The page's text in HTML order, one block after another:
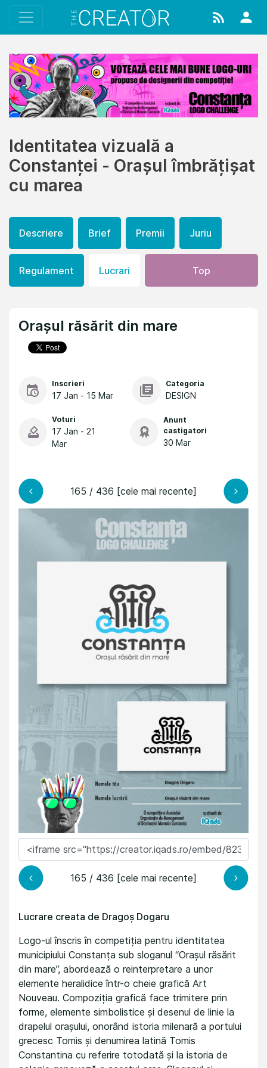
Identitatea vizuală a
Constanței - Orașul îmbrățișat
cu marea
Descriere Brief Premii Juriu
Regulament Lucrari Top
Orașul răsărit din mare
Inscrieri
17 Jan - 15 Mar
Categoria
DESIGN
Voturi
17 Jan - 21
Mar
Anunt
castigatori
30 Mar
165 / 436 [cele mai recente]
165 / 436 [cele mai recente]
Lucrare creata de Dragoș Dogaru
Logo-ul înscris în competiția pentru identitatea
municipiului Constanța sub sloganul “Orașul răsărit
din mare”, abordează o reinterpretare a unor
elemente heralidice într-o cheie grafică Art
Nouveau. Compoziția grafică face trimitere prin
forme, elemente simbolistice și desenul de linie la
drapelul orașului, onorând istoria milenară a portului
grecesc Tomis și denumirea latină Tomis
Constantina cu referire totodată și la istoria de